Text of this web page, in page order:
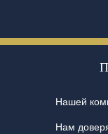
Нашей
Нам